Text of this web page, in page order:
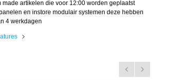
artikelen die voor 12:00 worden geplaatst
en instore modulair systemen deze hebben
4 werkdagen